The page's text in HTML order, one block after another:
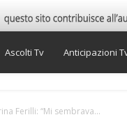
Ascolti Tv Anticipazioni
Ferilli: “Mi sembrava...